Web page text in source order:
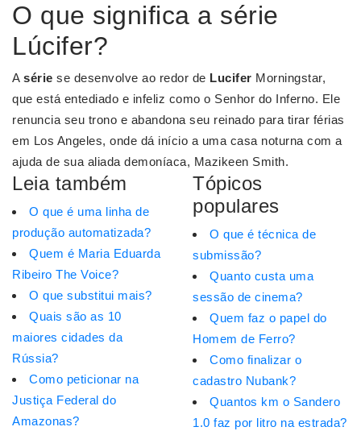
O que significa a série
Lúcifer?
A série se desenvolve ao redor de Lucifer Morningstar,
que está entediado e infeliz como o Senhor do Inferno. Ele
renuncia seu trono e abandona seu reinado para tirar férias
em Los Angeles, onde dá início a uma casa noturna com a
ajuda de sua aliada demoníaca, Mazikeen Smith.
Leia também
O que é uma linha de
produção automatizada?
Quem é Maria Eduarda
Ribeiro The Voice?
O que substitui mais?
Quais são as 10
maiores cidades da
Rússia?
Como peticionar na
Justiça Federal do
Amazonas?
Tópicos
populares
O que é técnica de
submissão?
Quanto custa uma
sessão de cinema?
Quem faz o papel do
Homem de Ferro?
Como finalizar o
cadastro Nubank?
Quantos km o Sandero
1.0 faz por litro na estrada?